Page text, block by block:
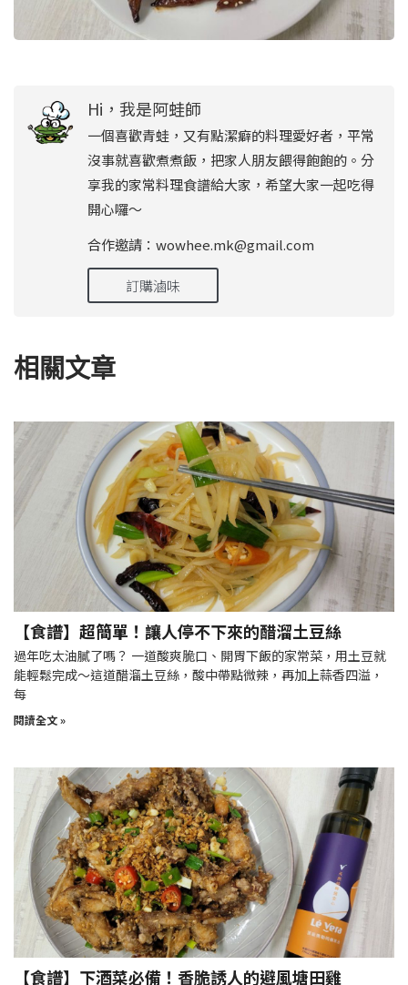
Hi，我是阿蛙師
一個喜歡青蛙，又有點潔癖的料理愛好者，平常
沒事就喜歡煮煮飯，把家人朋友餵得飽飽的。分
享我的家常料理食譜給大家，希望大家一起吃得
開心囉～
合作邀請：wowhee.mk@gmail.com
訂購滷味
相關文章
【食譜】超簡單！讓人停不下來的醋溜土豆絲
過年吃太油膩了嗎？ 一道酸爽脆口、開胃下飯的家常菜，用土豆就
能輕鬆完成～這道醋溜土豆絲，酸中帶點微辣，再加上蒜香四溢，
每
閱讀全文 »
【食譜】下酒菜必備！香脆誘人的避風塘田雞